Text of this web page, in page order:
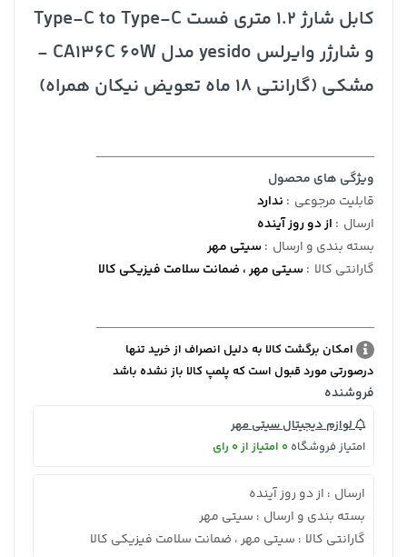
کابل شارژ 1.2 متری فست Type-C to Type-C
و شارژر وایرلس yesido مدل CA136C 60W -
مشکی (گارانتی 18 ماه تعویض نیکان همراه)
ویژگی های محصول
قابلیت مرجوعی : ندارد
ارسال : از دو روز آینده
بسته بندی و ارسال :سیتی مهر
گارانتی کالا :سیتی مهر ، ضمانت سلامت فیزیکی کالا
امکان برگشت کالا به دلیل انصراف از خرید تنها
درصورتی مورد قبول است که پلمپ کالا باز نشده باشد
فروشنده
لوازم دیجیتال سیتی مهر
امتیاز فروشگاه 0 امتیاز از 0 رای
ارسال : از دو روز آینده
بسته بندی و ارسال : سیتی مهر
گارانتی کالا : سیتی مهر ، ضمانت سلامت فیزیکی کالا